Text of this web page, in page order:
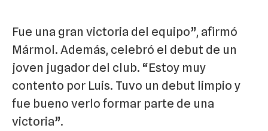
Fue una gran victoria del equipo”, afirmó
Mármol. Además, celebró el debut de un
joven jugador del club. “Estoy muy
contento por Luis. Tuvo un debut limpio y
fue bueno verlo formar parte de una
victoria”.